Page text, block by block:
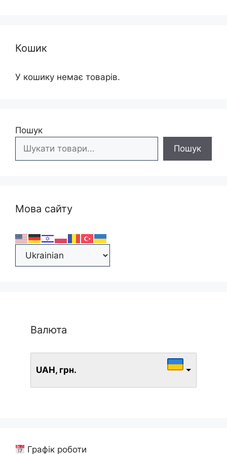
Кошик
У кошику немає товарів.
Пошук
Пошук
Мова сайту
Валюта
UAH, грн.
Графік роботи